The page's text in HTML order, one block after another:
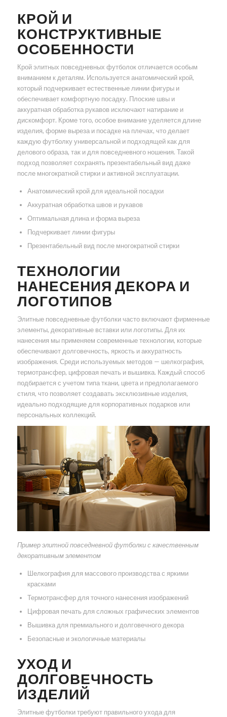
КРОЙ И
КОНСТРУКТИВНЫЕ
ОСОБЕННОСТИ
Крой элитных повседневных футболок отличается особым
вниманием к деталям. Используется анатомический крой,
который подчеркивает естественные линии фигуры и
обеспечивает комфортную посадку. Плоские швы и
аккуратная обработка рукавов исключают натирание и
дискомфорт. Кроме того, особое внимание уделяется длине
изделия, форме выреза и посадке на плечах, что делает
каждую футболку универсальной и подходящей как для
делового образа, так и для повседневного ношения. Такой
подход позволяет сохранять презентабельный вид даже
после многократной стирки и активной эксплуатации.
Анатомический крой для идеальной посадки
Аккуратная обработка швов и рукавов
Оптимальная длина и форма выреза
Подчеркивает линии фигуры
Презентабельный вид после многократной стирки
ТЕХНОЛОГИИ
НАНЕСЕНИЯ ДЕКОРА И
ЛОГОТИПОВ
Элитные повседневные футболки часто включают фирменные
элементы, декоративные вставки или логотипы. Для их
нанесения мы применяем современные технологии, которые
обеспечивают долговечность, яркость и аккуратность
изображения. Среди используемых методов — шелкография,
термотрансфер, цифровая печать и вышивка. Каждый способ
подбирается с учетом типа ткани, цвета и предполагаемого
стиля, что позволяет создавать эксклюзивные изделия,
идеально подходящие для корпоративных подарков или
персональных коллекций.
Пример элитной повседневной футболки с качественным
декоративным элементом
Шелкография для массового производства с яркими
красками
Термотрансфер для точного нанесения изображений
Цифровая печать для сложных графических элементов
Вышивка для премиального и долговечного декора
Безопасные и экологичные материалы
УХОД И
ДОЛГОВЕЧНОСТЬ
ИЗДЕЛИЙ
Элитные футболки требуют правильного ухода для